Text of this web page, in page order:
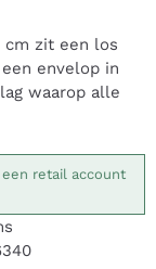
cm zit een los
envelop in
waarop alle
retail account